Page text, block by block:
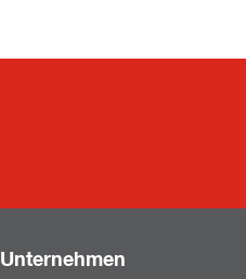
Unternehmen